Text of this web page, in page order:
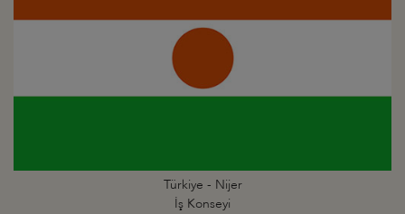
Türkiye - Nijer
İş Konseyi